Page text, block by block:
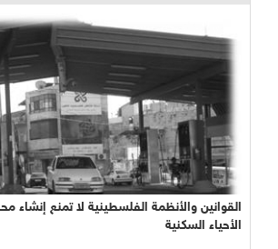
القوانين والأنظمة الفلسطينية لا تمنع
الأحياء السكنية